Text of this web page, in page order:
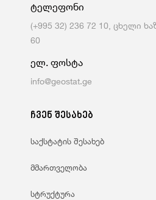
ტელეფონი
(+995 32) 236 72 10, ცხელი
60
ელ. ფოსტა
info@geostat.ge
ჩვენ შესახებ
საქსტატის შესახებ
მმართველობა
სტრუქტურა